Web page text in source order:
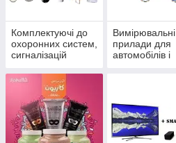
Комплектуючі до
охоронних систем,
сигналізацій
Вимірювальні
прилади для
автомобілів і